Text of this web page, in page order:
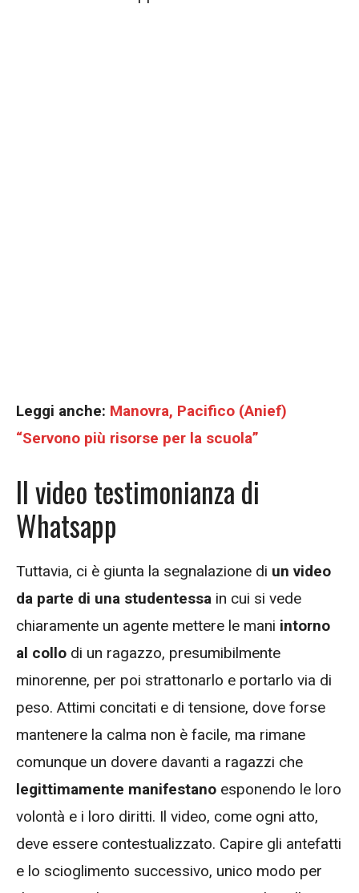
Leggi anche: Manovra, Pacifico (Anief)
“Servono più risorse per la scuola”
Il video testimonianza di
Whatsapp
Tuttavia, ci è giunta la segnalazione di un video
da parte di una studentessa in cui si vede
chiaramente un agente mettere le mani intorno
al collo di un ragazzo, presumibilmente
minorenne, per poi strattonarlo e portarlo via di
peso. Attimi concitati e di tensione, dove forse
mantenere la calma non è facile, ma rimane
comunque un dovere davanti a ragazzi che
legittimamente manifestano esponendo le loro
volontà e i loro diritti. Il video, come ogni atto,
deve essere contestualizzato. Capire gli antefatti
e lo scioglimento successivo, unico modo per